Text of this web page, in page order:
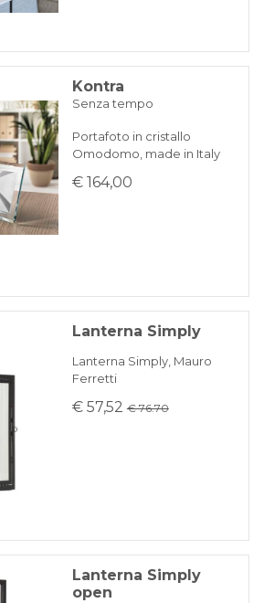
Kontra
Senza tempo
Portafoto in cristallo
Omodomo, made in Italy
€ 164,00
Lanterna Simply
Lanterna Simply, Mauro
Ferretti
€ 57,52 € 76.70
Lanterna Simply
open